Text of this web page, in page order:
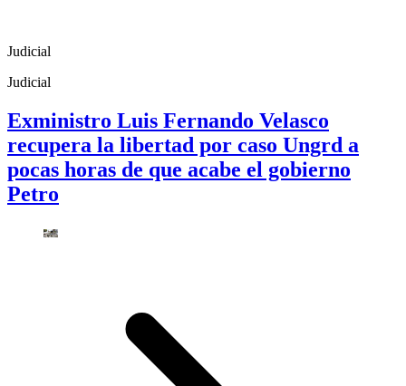
Judicial
Judicial
Exministro Luis Fernando Velasco
recupera la libertad por caso Ungrd a
pocas horas de que acabe el gobierno
Petro